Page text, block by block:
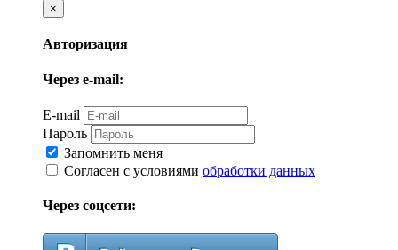
×
Авторизация
Через e-mail:
E-mail
Пароль
Запомнить меня
Согласен с условиями обработки данных
Через соцсети: